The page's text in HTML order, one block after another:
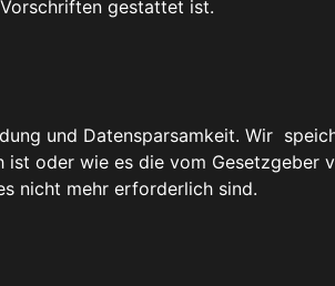
gestattet ist.
und Datensparsamkeit. Wir
oder wie es die vom
nicht mehr erforderlich sind.